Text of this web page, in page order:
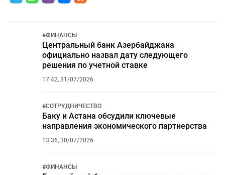
#ФИНАНСЫ
Центральный банк Азербайджана
официально назвал дату следующего
решения по учетной ставке
17:42, 31/07/2026
#СОТРУДНИЧЕСТВО
Баку и Астана обсудили ключевые
направления экономического партнерства
13:36, 30/07/2026
#ФИНАНСЫ